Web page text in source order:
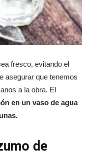
fresco, evitando el
asegurar que tenemos
a la obra. El
en un vaso de agua
de